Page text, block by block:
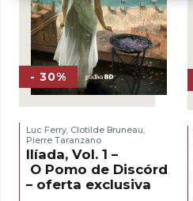
- 30%
Luc Ferry Clotilde Bruneau
Pierre Taranzano
Ilíada, Vol. 1 –
O Pomo de Discórdia
– oferta exclusiva